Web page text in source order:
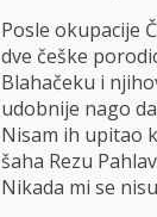
Posle okupacije
dve češke
Blahačeku i
udobnije nago
Nisam ih upitao
šaha Rezu
Nikada mi se